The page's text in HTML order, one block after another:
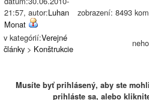
21:57, autor:Luhan
Monat
zobrazení: 8493
v kategórií:Verejné
články > Konštrukcie
Musíte byť prihlásený, aby ste
prihláste sa, alebo